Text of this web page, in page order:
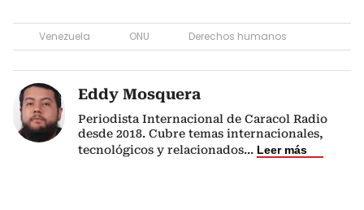
Venezuela ONU Derechos humanos
Eddy Mosquera
Periodista Internacional de Caracol Radio
desde 2018. Cubre temas internacionales,
tecnológicos y relacionados... Leer más